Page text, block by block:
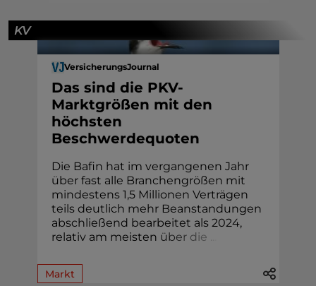
KV
VersicherungsJournal
Das sind die PKV-
Marktgrößen mit den
höchsten
Beschwerdequoten
Die Bafin hat im vergangenen Jahr
über fast alle Branchengrößen mit
mindestens 1,5 Millionen Verträgen
teils deutlich mehr Beanstandungen
abschließend bearbeitet als 2024,
relativ am meisten über die
Markt